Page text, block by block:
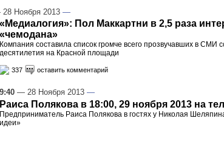
Ноября 2013 —
«Медиалогия»: Пол Маккартни в 2,5 раза
«чемодана»
Компания составила список громче всего прозвучавших в СМИ
десятилетия на Красной площади
337 оставить комментарий
— 28 Ноября 2013 —
Раиса Полякова в 18:00, 29 ноября 2013 на
Предприниматель Раиса Полякова в гостях у Николая
идеи»